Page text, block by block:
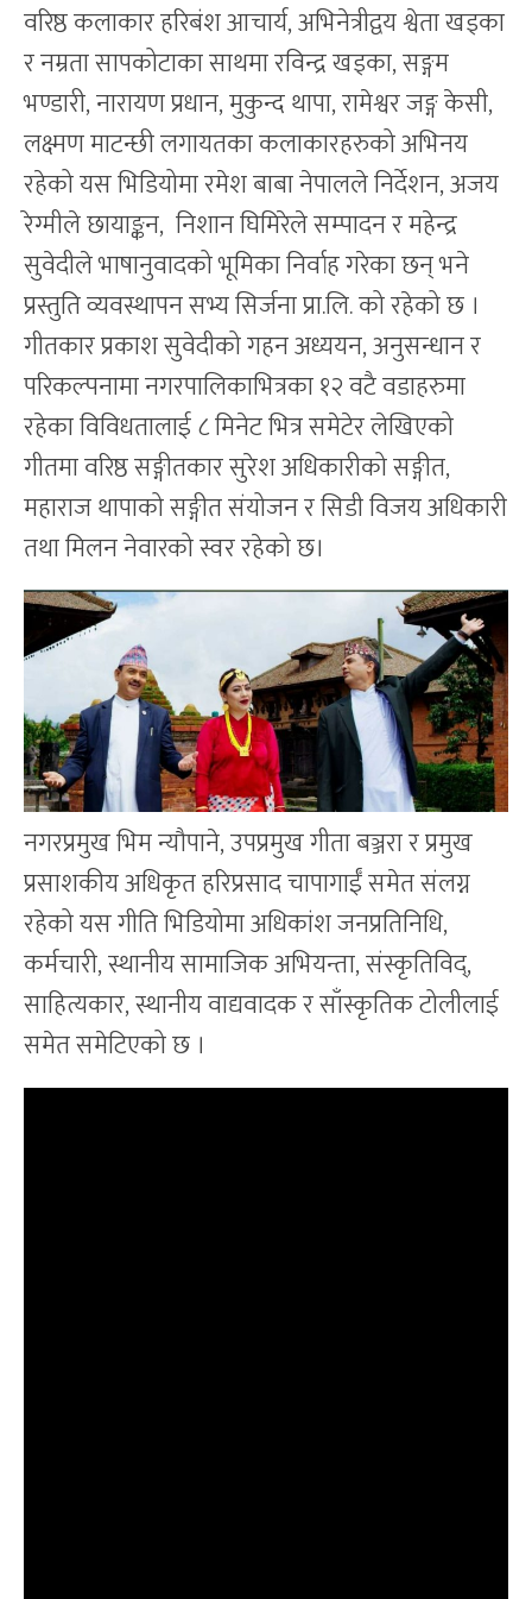
वरिष्ठ कलाकार हरिबंश आचार्य, अभिनेत्रीद्वय श्वेता खड्का
र नम्रता सापकोटाका साथमा रविन्द्र खड्का, सङ्गम
भण्डारी, नारायण प्रधान, मुकुन्द थापा, रामेश्वर जङ्ग केसी,
लक्ष्मण माटन्छी लगायतका कलाकारहरुको अभिनय
रहेको यस भिडियोमा रमेश बाबा नेपालले निर्देशन, अजय
रेग्मीले छायाङ्कन, निशान घिमिरेले सम्पादन र महेन्द्र
सुवेदीले भाषानुवादको भूमिका निर्वाह गरेका छन् भने
प्रस्तुति व्यवस्थापन सभ्य सिर्जना प्रा.लि. को रहेको छ ।
गीतकार प्रकाश सुवेदीको गहन अध्ययन, अनुसन्धान र
परिकल्पनामा नगरपालिकाभित्रका १२ वटै वडाहरुमा
रहेका विविधतालाई ८ मिनेट भित्र समेटेर लेखिएको
गीतमा वरिष्ठ सङ्गीतकार सुरेश अधिकारीको सङ्गीत,
महाराज थापाको सङ्गीत संयोजन र सिडी विजय अधिकारी
तथा मिलन नेवारको स्वर रहेको छ।
नगरप्रमुख भिम न्यौपाने, उपप्रमुख गीता बञ्जरा र प्रमुख
प्रसाशकीय अधिकृत हरिप्रसाद चापागाईँ समेत संलग्न
रहेको यस गीति भिडियोमा अधिकांश जनप्रतिनिधि,
कर्मचारी, स्थानीय सामाजिक अभियन्ता, संस्कृतिविद्,
साहित्यकार, स्थानीय वाद्यवादक र साँस्कृतिक टोलीलाई
समेत समेटिएको छ ।